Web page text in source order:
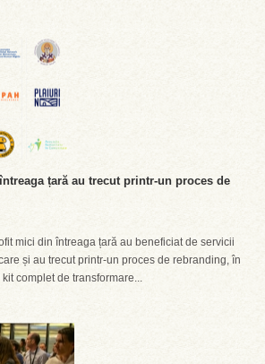
țară au trecut printr-un proces de
mici din întreaga țară au beneficiat de servicii
și au trecut printr-un proces de rebranding, în
complet de transformare...